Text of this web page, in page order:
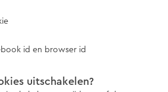
id en browser id
uitschakelen?